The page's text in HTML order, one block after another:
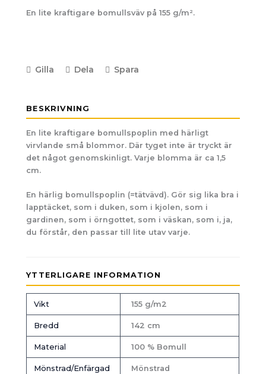
En lite kraftigare bomullsväv på 155 g/m².
Gilla Dela Spara
BESKRIVNING
En lite kraftigare bomullspoplin med härligt
virvlande små blommor. Där tyget inte är tryckt är
det något genomskinligt. Varje blomma är ca 1,5
cm.
En härlig bomullspoplin (=tätvävd). Gör sig lika bra i
lapptäcket, som i duken, som i kjolen, som i
gardinen, som i örngottet, som i väskan, som i, ja,
du förstår, den passar till lite utav varje.
YTTERLIGARE INFORMATION
Vikt 155 g/m2
Bredd 142 cm
Material 100 % Bomull
Mönstrad/Enfärgad Mönstrad